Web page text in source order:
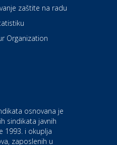
motorne
zaštite na radu
Organization
osnovana je
sindikata javnih
1993. i okuplja
zaposlenih u